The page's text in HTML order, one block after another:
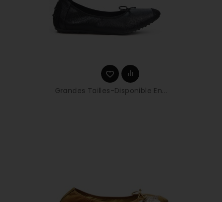
Grandes Tailles-Disponible En...